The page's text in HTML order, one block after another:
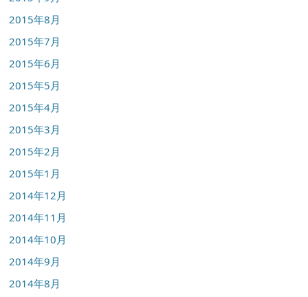
2015年8月
2015年7月
2015年6月
2015年5月
2015年4月
2015年3月
2015年2月
2015年1月
2014年12月
2014年11月
2014年10月
2014年9月
2014年8月